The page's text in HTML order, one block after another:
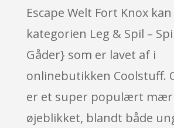
Escape Welt Fort Knox
kategorien Leg & Spil –
Gåder} som er lavet af i
onlinebutikken Coolstuff.
er et super populært
øjeblikket, blandt både